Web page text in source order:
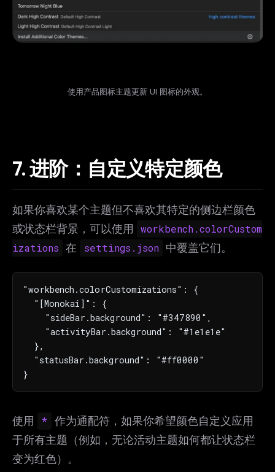
使用产品图标主题更新 UI 图标的外观。
7. 进阶：自定义特定颜色
如果你喜欢某个主题但不喜欢其特定的侧边栏颜色
或状态栏背景，可以使用
workbench.colorCustom
izations 在 settings.json 中覆盖它们。
"workbench.colorCustomizations": {
}
使用 *
作为通配符，如果你希望颜色自定义应用
于所有主题（例如，无论活动主题如何都让状态栏
变为红色）。